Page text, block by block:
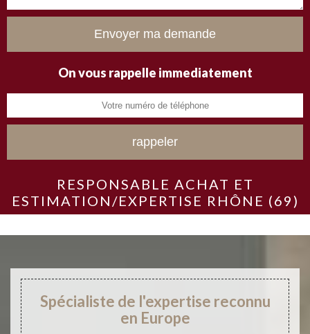
On vous rappelle immediatement
RESPONSABLE ACHAT ET
ESTIMATION/EXPERTISE RHÔNE (69)
Spécialiste de l'expertise reconnu
en Europe